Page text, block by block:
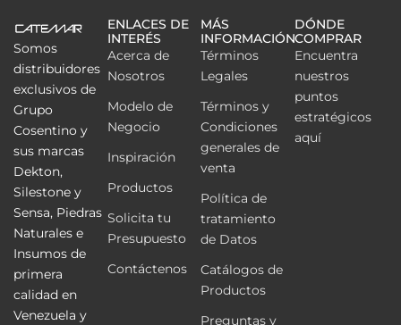
Somos
distribuidores
exclusivos de
Grupo
Cosentino y
sus marcas
Dekton,
Silestone y
Sensa, Piedras
Naturales e
Insumos de
primera
calidad en
Venezuela y
ENLACES DE
INTERÉS
Acerca de
Nosotros
Modelo de
Negocio
Inspiración
Productos
Solicita tu
Presupuesto
Contáctenos
MÁS
INFORMACIÓN
Términos
Legales
Términos y
Condiciones
generales de
venta
Política de
tratamiento
de Datos
Catálogos de
Productos
Preguntas y
DÓNDE
COMPRAR
Encuentra
nuestros
puntos
estratégicos
aquí